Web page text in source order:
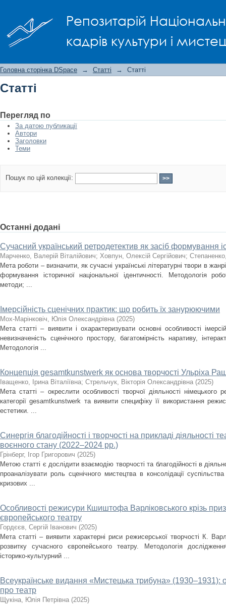
Репозитарій
кадрів культури і
Головна сторінка DSpace → Статті → Статті
Статті
Перегляд по
За датою публикації
Автори
Заголовки
Теми
Пошук по цій колекції:
Останні додані
Сучасний український ретродетектив як засіб формування
Марченко, Валерій Віталійович; Ховпун, Олексій Сергійович;
Мета роботи – визначити, як сучасні українські літературні твори в
формування історичної національної ідентичності. Методологія
методи; ...
Імерсійність сценічних практик: що робить їх занурюючими
Мох-Марінковіч, Юлія Олександрівна (2025)
Мета статті – виявити і охарактеризувати основні особливості
невизначеність сценічного простору, багатомірність наративу,
Методологія ...
Концепція gesamtkunstwerk як основа творчості Ульріха
Іващенко, Ірина Віталіївна; Стрельчук, Вікторія Олександрівна (2025)
Мета статті – окреслити особливості творчої діяльності
категорії gesamtkunstwerk та виявити специфіку її використання
естетики. ...
Синергія благодійності і творчості на прикладі діяльності
воєнного стану (2022–2024 рр.)
Грінберг, Ігор Григорович (2025)
Метою статті є дослідити взаємодію творчості та благодійності в
проаналізувати роль сценічного мистецтва в консолідації
кризових ...
Особливості режисури Кшиштофа Варліковського крізь
європейського театру
Гордєєв, Сергій Іванович (2025)
Мета статті – виявити характерні риси режисерської творчості К.
розвитку сучасного європейського театру. Методологія
історико-культурний ...
Всеукраїнське видання «Мистецька трибуна» (1930–1931):
про театр
Щукіна, Юлія Петрівна (2025)